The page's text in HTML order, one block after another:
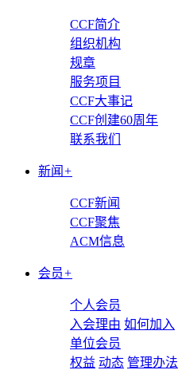
CCF简介
组织机构
规章
服务项目
CCF大事记
CCF创建60周年
联系我们
新闻 +
CCF新闻
CCF聚焦
ACM信息
会员+
个人会员
入会理由 如何加入
单位会员
权益 动态 管理办法